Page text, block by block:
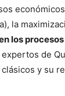
la
los
de
y su